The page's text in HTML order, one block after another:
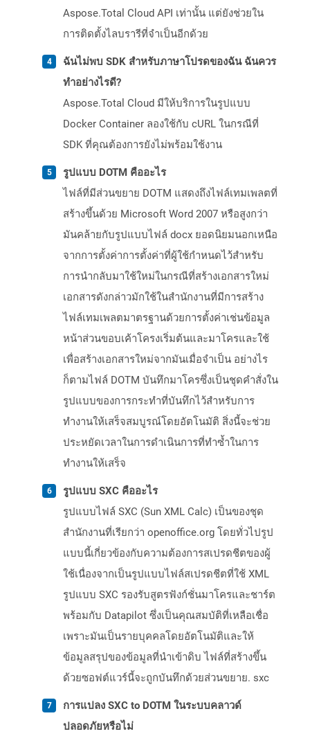
Aspose.Total Cloud API เท่านั้น แต่ยังช่วยใน
การติดตั้งไลบรารีที่จำเป็นอีกด้วย
ฉันไม่พบ SDK สำหรับภาษาโปรดของฉัน ฉันควร
ทำอย่างไรดี?
Aspose.Total Cloud มีให้บริการในรูปแบบ
Docker Container ลองใช้กับ cURL ในกรณีที่
SDK ที่คุณต้องการยังไม่พร้อมใช้งาน
รูปแบบ DOTM คืออะไร
ไฟล์ที่มีส่วนขยาย DOTM แสดงถึงไฟล์เทมเพลตที่
สร้างขึ้นด้วย Microsoft Word 2007 หรือสูงกว่า
มันคล้ายกับรูปแบบไฟล์ docx ยอดนิยมนอกเหนือ
จากการตั้งค่าการตั้งค่าที่ผู้ใช้กำหนดไว้สำหรับ
การนำกลับมาใช้ใหม่ในกรณีที่สร้างเอกสารใหม่
เอกสารดังกล่าวมักใช้ในสำนักงานที่มีการสร้าง
ไฟล์เทมเพลตมาตรฐานด้วยการตั้งค่าเช่นข้อมูล
หน้าส่วนขอบเค้าโครงเริ่มต้นและมาโครและใช้
เพื่อสร้างเอกสารใหม่จากมันเมื่อจำเป็น อย่างไร
ก็ตามไฟล์ DOTM บันทึกมาโครซึ่งเป็นชุดคำสั่งใน
รูปแบบของการกระทำที่บันทึกไว้สำหรับการ
ทำงานให้เสร็จสมบูรณ์โดยอัตโนมัติ สิ่งนี้จะช่วย
ประหยัดเวลาในการดำเนินการที่ทำซ้ำในการ
ทำงานให้เสร็จ
รูปแบบ SXC คืออะไร
รูปแบบไฟล์ SXC (Sun XML Calc) เป็นของชุด
สำนักงานที่เรียกว่า openoffice.org โดยทั่วไปรูป
แบบนี้เกี่ยวข้องกับความต้องการสเปรดชีตของผู้
ใช้เนื่องจากเป็นรูปแบบไฟล์สเปรดชีตที่ใช้ XML
รูปแบบ SXC รองรับสูตรฟังก์ชั่นมาโครและชาร์ต
พร้อมกับ Datapilot ซึ่งเป็นคุณสมบัติที่เหลือเชื่อ
เพราะมันเป็นรายบุคคลโดยอัตโนมัติและให้
ข้อมูลสรุปของข้อมูลที่นำเข้าดิบ ไฟล์ที่สร้างขึ้น
ด้วยซอฟต์แวร์นี้จะถูกบันทึกด้วยส่วนขยาย. sxc
การแปลง SXC to DOTM ในระบบคลาวด์
ปลอดภัยหรือไม่